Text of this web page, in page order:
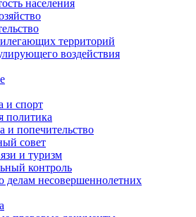
населения
территорий
воздействия
и спорт
политика
и попечительство
совет
и туризм
контроль
делам несовершеннолетних